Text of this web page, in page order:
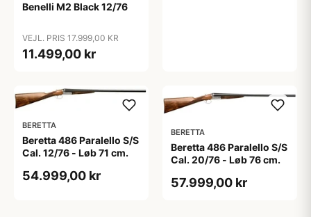
Benelli M2 Black 12/76
VEJL. PRIS 17.999,00 KR
11.499,00 kr
BERETTA
Beretta 486 Paralello S/S
Cal. 12/76 - Løb 71 cm.
54.999,00 kr
BERETTA
Beretta 486 Paralello S/S
Cal. 20/76 - Løb 76 cm.
57.999,00 kr